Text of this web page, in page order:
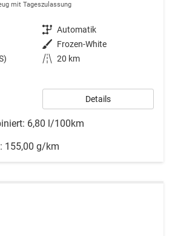
mit Tageszulassung
Getriebe Automatik
Außenfarbe Frozen-White
Kilometerstand 20 km
Details
6,80 l/100km
155,00 g/km